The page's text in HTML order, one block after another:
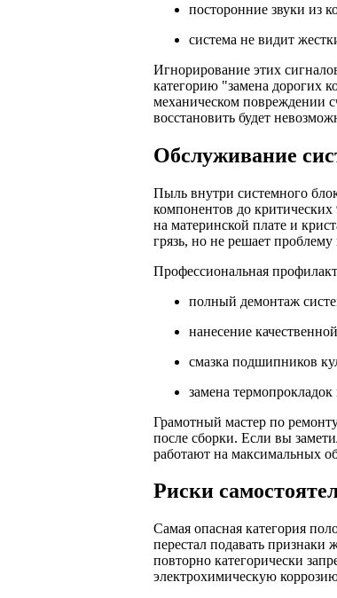
посторонние звуки из
система не видит
Игнорирование этих
категорию "замена дорогих
механическом повреждении
восстановить будет
Обслуживание
Пыль внутри системного
компонентов до
на материнской плате и
грязь, но не решает
Профессиональная
полный демонтаж
нанесение
смазка подшипников
замена
Грамотный мастер по
после сборки. Если вы
работают на максимальных
Риски
Самая опасная категория
перестал подавать
повторно категорически
электрохимическую